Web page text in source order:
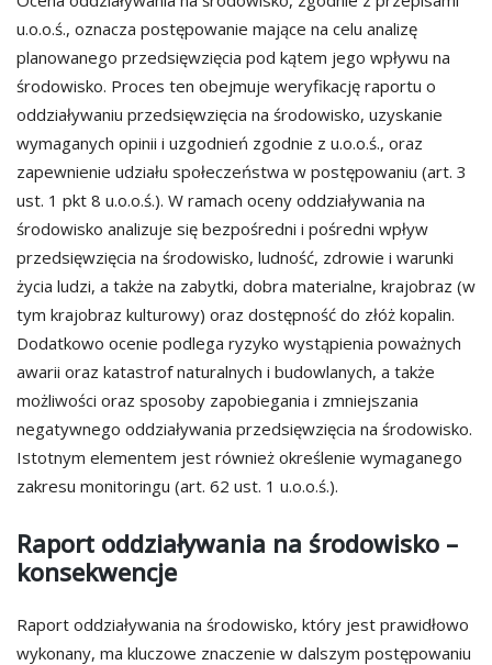
u.o.o.ś., oznacza postępowanie mające na celu analizę
planowanego przedsięwzięcia pod kątem jego wpływu na
środowisko. Proces ten obejmuje weryfikację raportu o
oddziaływaniu przedsięwzięcia na środowisko, uzyskanie
wymaganych opinii i uzgodnień zgodnie z u.o.o.ś., oraz
zapewnienie udziału społeczeństwa w postępowaniu (art. 3
ust. 1 pkt 8 u.o.o.ś.). W ramach oceny oddziaływania na
środowisko analizuje się bezpośredni i pośredni wpływ
przedsięwzięcia na środowisko, ludność, zdrowie i warunki
życia ludzi, a także na zabytki, dobra materialne, krajobraz (w
tym krajobraz kulturowy) oraz dostępność do złóż kopalin.
Dodatkowo ocenie podlega ryzyko wystąpienia poważnych
awarii oraz katastrof naturalnych i budowlanych, a także
możliwości oraz sposoby zapobiegania i zmniejszania
negatywnego oddziaływania przedsięwzięcia na środowisko.
Istotnym elementem jest również określenie wymaganego
zakresu monitoringu (art. 62 ust. 1 u.o.o.ś.).
Raport oddziaływania na środowisko –
konsekwencje
Raport oddziaływania na środowisko, który jest prawidłowo
wykonany, ma kluczowe znaczenie w dalszym postępowaniu